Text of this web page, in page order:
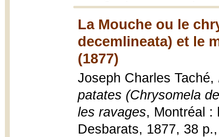
La Mouche ou le
decemlineata) et le
(1877)
Joseph Charles Taché,
patates (Chrysomela
les ravages, Montréal :
Desbarats, 1877, 38